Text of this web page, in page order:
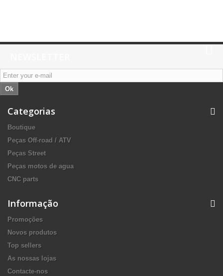
Ok
Categorias
Boutique
Peças Off-road / ATV
Peças Street
Peças motos de agua
CNC parts
Informação
Promoções
Novos produtos
Top sellers
As nossas lojas
Contacte-nos